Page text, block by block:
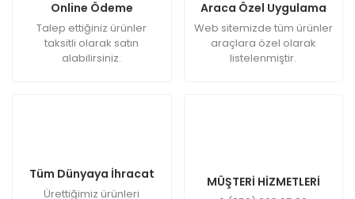
Online Ödeme
Talep ettiğiniz ürünler
taksitli olarak satın
alabilirsiniz.
Araca Özel Uygulama
Web sitemizde tüm ürünler
araçlara özel olarak
listelenmiştir.
Tüm Dünyaya İhracat
Ürettiğimiz ürünleri
MÜŞTERİ HİZMETLERİ